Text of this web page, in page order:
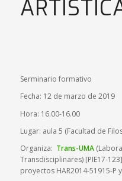
Serminario formativo
Fecha: 12 de marzo de 2019
Hora: 16.00-16.00
Lugar: aula 5 (Facultad de
Organiza: Trans-UMA
Transdisciplinares) [PIE17-
proyectos HAR2014-51915-P